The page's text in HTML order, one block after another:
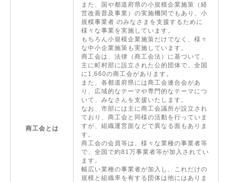
商工会とは
また、国や都道府県の小規模企業施策（経
営改善普及事業）の実施機関でもあり、小
規模事業者 のみなさまを支援するために
様々な事業を実施しています。
もちろん小規模企業施策だけでなく、様々
な中小企業施策も実施しています。
商工会は、法律（商工会法）に基づいて、
主に町村部に設立された公的団体で、全国
に1,660の商工会があります。
また、各都道府県には商工会連合会があ
り、広域的なテーマや専門的なテーマにつ
いて、みなさんを支援いたします。
なお、市部には主に商工会議所が設立され
ており、商工会と同様の活動を行っていま
すが、組織運営面などで異なる面もありま
す。
商工会の会員等は、様々な業種の事業者等
で、全国で約81万事業者等が加入されてい
ます。
幅広い業種の事業者が加入し、これだけの
規模と組織率を有する団体は他にはありま